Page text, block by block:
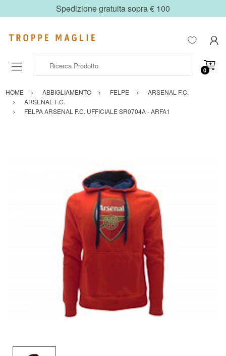
Spedizione gratuita sopra € 100
0
HOME ABBIGLIAMENTO FELPE
ARSENAL F.C.
ARSENAL F.C.
FELPA ARSENAL F.C. UFFICIALE SR0704A - ARFA1